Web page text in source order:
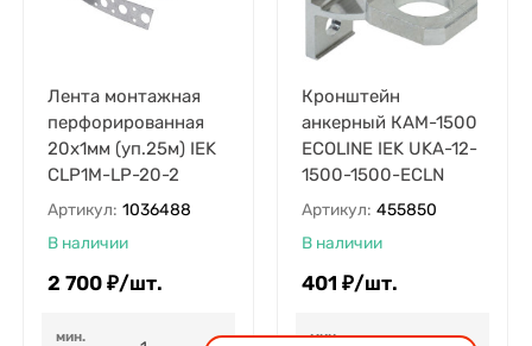
Лента монтажная
перфорированная
20х1мм (уп.25м) IEK
CLP1M-LP-20-2
Артикул: 1036488
В наличии
2 700 ₽/шт.
мин.
Кронштейн
анкерный КАМ-1500
ECOLINE IEK UKA-12-
1500-1500-ECLN
Артикул: 455850
В наличии
401 ₽/шт.
мин.